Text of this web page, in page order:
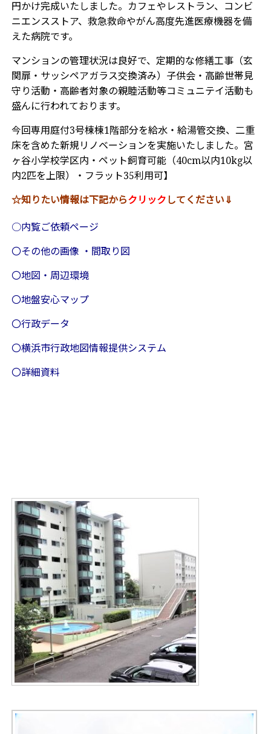
円かけ完成いたしました。カフェやレストラン、コンビ
ニエンスストア、救急救命やがん高度先進医療機器を備
えた病院です。
マンションの管理状況は良好で、定期的な修繕工事（玄
関扉・サッシペアガラス交換済み）子供会・高齢世帯見
守り活動・高齢者対象の親睦活動等コミュニテイ活動も
盛んに行われております。
今回専用庭付3号棟棟1階部分を給水・給湯管交換、二重
床を含めた新規リノベーションを実施いたしました。宮
ヶ谷小学校学区内・ペット飼育可能（40cm以内10kg以
内2匹を上限）・フラット35利用可】
☆知りたい情報は下記からクリック してください⇓
○内覧ご依頼ページ
〇その他の画像 ・間取り図
〇地図・周辺環境
〇地盤安心マップ
〇行政データ
〇横浜市行政地図情報提供システム
〇詳細資料